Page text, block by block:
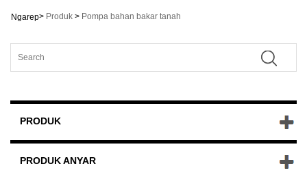
Ngarep> Produk > Pompa bahan bakar tanah
PRODUK
PRODUK ANYAR